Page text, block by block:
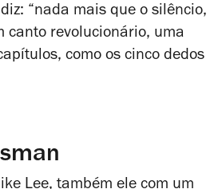
“nada mais que o silêncio,
canto revolucionário, uma
como os cinco dedos